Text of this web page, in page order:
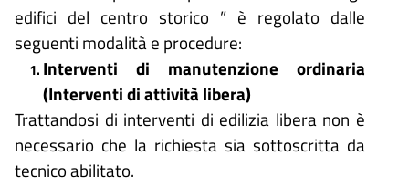
edifici del centro storico ” è regolato dalle
seguenti modalità e procedure:
Interventi di manutenzione ordinaria
(Interventi di attività libera)
Trattandosi di interventi di edilizia libera non è
necessario che la richiesta sia sottoscritta da
tecnico abilitato.